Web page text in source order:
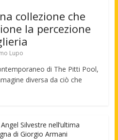
collezione che
la percezione
Lupo
di The Pitti Pool,
diversa da ciò che
Silvestre nell’ultima
di Giorgio Armani